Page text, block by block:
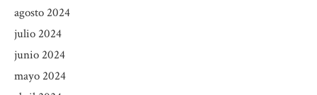
agosto 2024
julio 2024
junio 2024
mayo 2024